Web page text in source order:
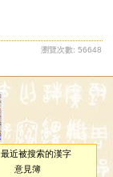
瀏覽次數: 56648
最近被搜索的漢字
意見簿